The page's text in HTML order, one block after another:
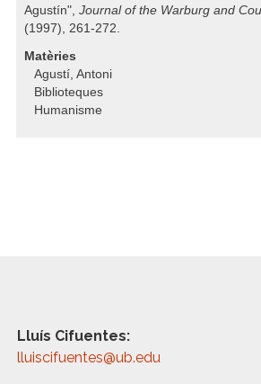
Agustín", Journal of the Warburg and
(1997), 261-272.
Matèries
Agustí, Antoni
Biblioteques
Humanisme
Lluís Cifuentes:
lluiscifuentes@ub.edu